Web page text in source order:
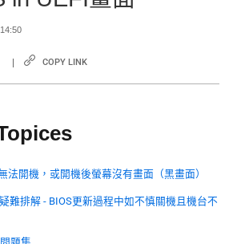
COPY LINK
法開機，或開機後螢幕沒有畫面（黑畫面）
難排解 - BIOS更新過程中如不慎關機且機台不